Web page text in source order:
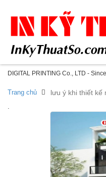
DIGITAL PRINTING Co., LTD -
Trang chủ lưu ý khi thiết kế
.